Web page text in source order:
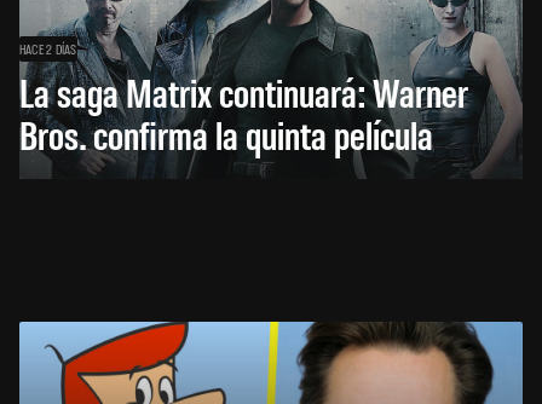
HACE 2 DÍAS
La saga Matrix continuará: Warner
Bros. confirma la quinta película